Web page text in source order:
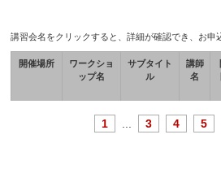
講習会名をクリックすると、詳細が確認でき、お申
開催場所
ワークショ
ップ名
サブタイト
ル
講師
名
1 3 4 5